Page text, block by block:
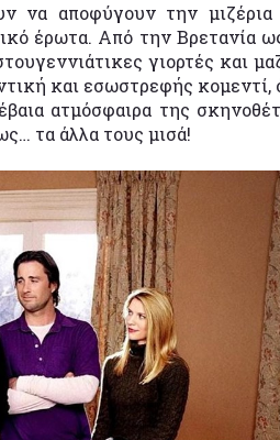
να αποφύγουν την
έρωτα. Από την Βρετανία
γιορτές και
και εσωστρεφής κομεντί,
ατμόσφαιρα της
τα άλλα τους μισά!